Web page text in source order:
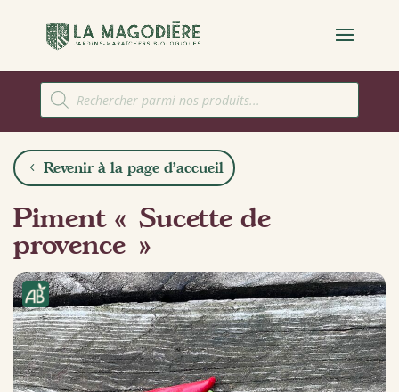
Recherche
de
produits
Revenir à la page d'accueil
Piment « Sucette de
provence »